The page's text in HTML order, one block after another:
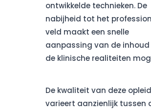
ontwikkelde technieken. De
nabijheid tot het
veld maakt een snelle
aanpassing van de
de klinische realiteiten
De kwaliteit van deze
varieert aanzienlijk tussen